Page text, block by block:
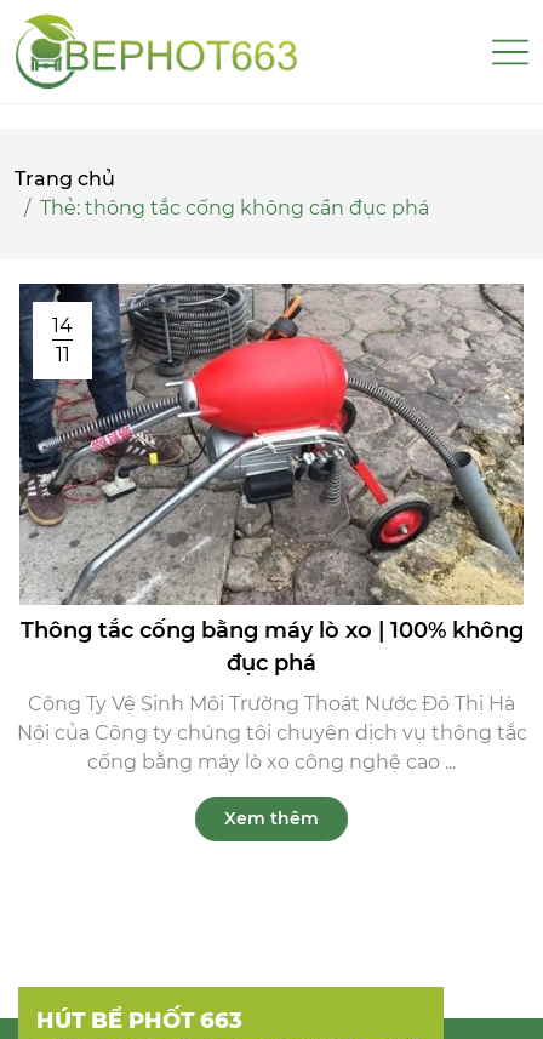
Trang chủ
Thẻ: thông tắc cống không cần đục phá
14
11
Thông tắc cống bằng máy lò xo | 100% không
đục phá
Công Ty Vệ Sinh Môi Trường Thoát Nước Đô Thị Hà
Nội của Công ty chúng tôi chuyên dịch vụ thông tắc
cống bằng máy lò xo công nghệ cao ...
Xem thêm
HÚT BỂ PHỐT 663